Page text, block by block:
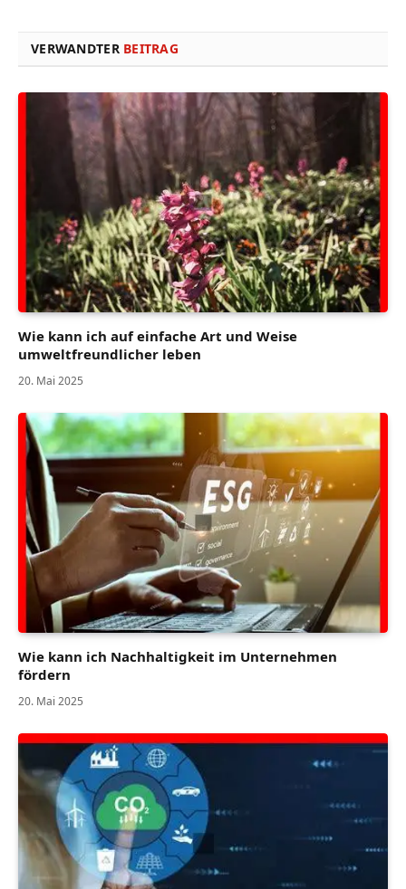
VERWANDTER BEITRAG
Wie kann ich auf einfache Art und Weise
umweltfreundlicher leben
20. Mai 2025
Wie kann ich Nachhaltigkeit im Unternehmen
fördern
20. Mai 2025